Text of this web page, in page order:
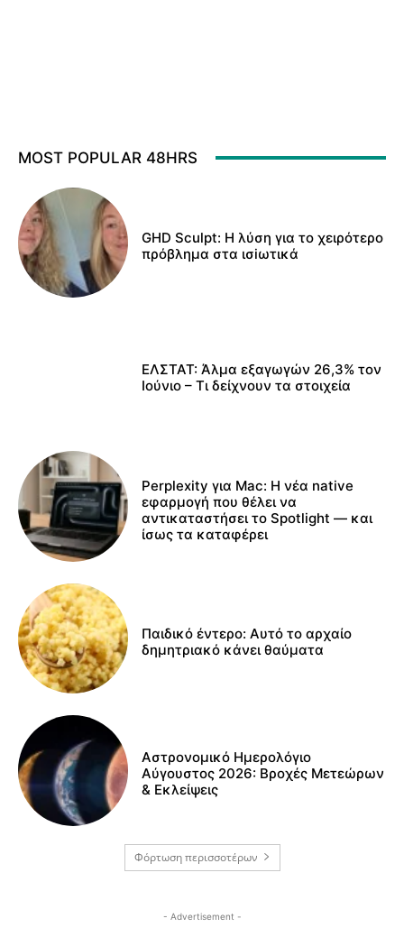
MOST POPULAR 48HRS
GHD Sculpt: Η λύση για το χειρότερο
πρόβλημα στα ισiωτικά
ΕΛΣΤΑΤ: Άλμα εξαγωγών 26,3% τον
Ιούνιο – Τι δείχνουν τα στοιχεία
Perplexity για Mac: Η νέα native
εφαρμογή που θέλει να
αντικαταστήσει το Spotlight — και
ίσως τα καταφέρει
Παιδικό έντερο: Αυτό το αρχαίο
δημητριακό κάνει θαύματα
Αστρονομικό Ημερολόγιο
Αύγουστος 2026: Βροχές Μετεώρων
& Εκλείψεις
Φόρτωση περισσοτέρων
- Advertisement -